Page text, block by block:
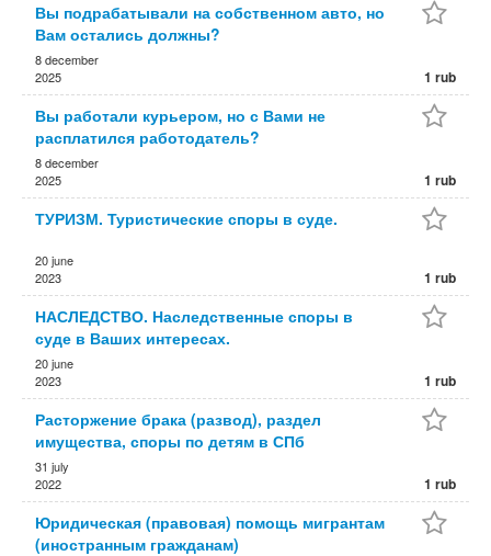
Вы подрабатывали на собственном авто, но
Вам остались должны?
8 december
2025
1 rub
Вы работали курьером, но с Вами не
расплатился работодатель?
8 december
2025
1 rub
ТУРИЗМ. Туристические споры в суде.
20 june
2023
1 rub
НАСЛЕДСТВО. Наследственные споры в
суде в Ваших интересах.
20 june
2023
1 rub
Расторжение брака (развод), раздел
имущества, споры по детям в СПб
31 july
2022
1 rub
Юридическая (правовая) помощь мигрантам
(иностранным гражданам)